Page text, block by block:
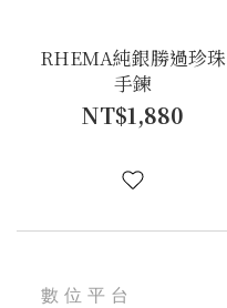
RHEMA純銀勝過珍珠
手鍊
NT$1,880
數位平台